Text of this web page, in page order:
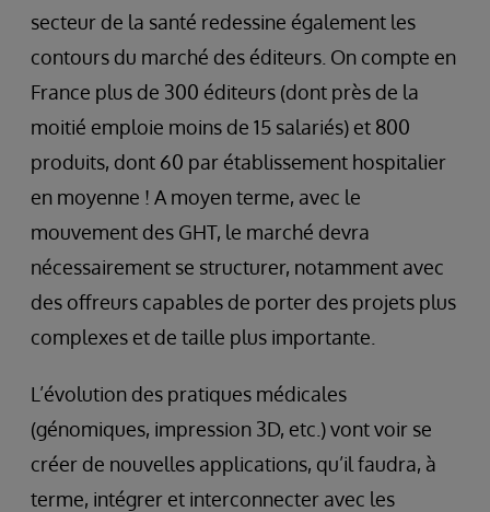
secteur de la santé redessine également les
contours du marché des éditeurs. On compte en
France plus de 300 éditeurs (dont près de la
moitié emploie moins de 15 salariés) et 800
produits, dont 60 par établissement hospitalier
en moyenne ! A moyen terme, avec le
mouvement des GHT, le marché devra
nécessairement se structurer, notamment avec
des offreurs capables de porter des projets plus
complexes et de taille plus importante.
L’évolution des pratiques médicales
(génomiques, impression 3D, etc.) vont voir se
créer de nouvelles applications, qu’il faudra, à
terme, intégrer et interconnecter avec les